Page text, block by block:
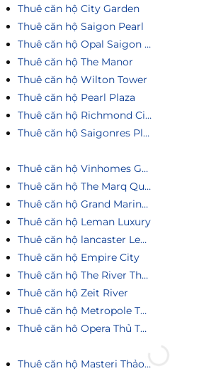
Thuê căn hộ City Garden
Thuê căn hộ Saigon Pearl
Thuê căn hộ Opal Saigon Pearl
Thuê căn hộ The Manor
Thuê căn hộ Wilton Tower
Thuê căn hộ Pearl Plaza
Thuê căn hộ Richmond City
Thuê căn hộ Saigonres Plaza
Thuê căn hộ Vinhomes Golden River
Thuê căn hộ The Marq Quận 1
Thuê căn hộ Grand Marina Saigon
Thuê căn hộ Leman Luxury
Thuê căn hộ lancaster Legacy
Thuê căn hộ Empire City
Thuê căn hộ The River Thủ Thiêm
Thuê căn hộ Zeit River
Thuê căn hộ Metropole Thủ Thiêm
Thuê căn hô Opera Thủ Thiêm
Thuê căn hộ Masteri Thảo Điền